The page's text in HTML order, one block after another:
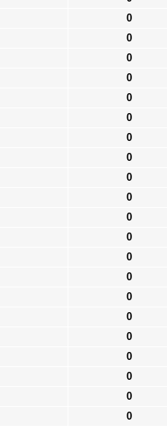
0
0
0
0
0
0
0
0
0
0
0
0
0
0
0
0
0
0
0
0
0